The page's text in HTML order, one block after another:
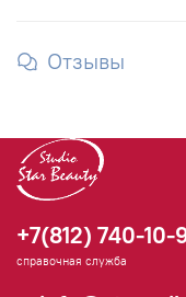
Отзывы
+7(812) 740-10-
справочная служба